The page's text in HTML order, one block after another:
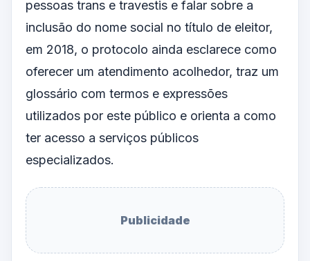
pessoas trans e travestis e falar sobre a
inclusão do nome social no título de eleitor,
em 2018, o protocolo ainda esclarece como
oferecer um atendimento acolhedor, traz um
glossário com termos e expressões
utilizados por este público e orienta a como
ter acesso a serviços públicos
especializados.
Publicidade